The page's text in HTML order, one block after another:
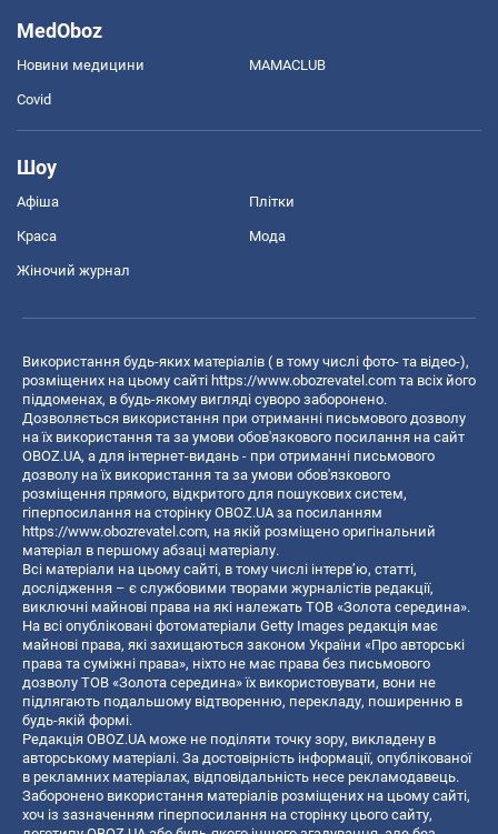
MedOboz
Новини медицини MAMACLUB
Covid
Шоу
Афіша Плітки
Краса Мода
Жіночий журнал
Використання будь-яких матеріалів ( в тому числі фото- та відео-),
розміщених на цьому сайті https://www.obozrevatel.com та всіх його
піддоменах, в будь-якому вигляді суворо заборонено.
Дозволяється використання при отриманні письмового дозволу
на їх використання та за умови обов'язкового посилання на сайт
OBOZ.UA, а для інтернет-видань - при отриманні письмового
дозволу на їх використання та за умови обов'язкового
розміщення прямого, відкритого для пошукових систем,
гіперпосилання на сторінку OBOZ.UA за посиланням
https://www.obozrevatel.com, на якій розміщено оригінальний
матеріал в першому абзаці матеріалу.
Всі матеріали на цьому сайті, в тому числі інтерв’ю, статті,
дослідження – є службовими творами журналістів редакції,
виключні майнові права на які належать ТОВ «Золота середина».
На всі опубліковані фотоматеріали Getty Images редакція має
майнові права, які захищаються законом України «Про авторські
права та суміжні права», ніхто не має права без письмового
дозволу ТОВ «Золота середина» їх використовувати, вони не
підлягають подальшому відтворенню, перекладу, поширенню в
будь-якій формі.
Редакція OBOZ.UA може не поділяти точку зору, викладену в
авторському матеріалі. За достовірність інформації, опублікованої
в рекламних матеріалах, відповідальність несе рекламодавець.
Заборонено використання матеріалів розміщених на цьому сайті,
хоч із зазначенням гіперпосилання на сторінку цього сайту,